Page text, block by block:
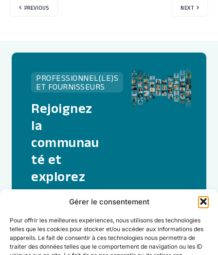
Gérer le consentement
Pour offrir les meilleures expériences, nous utilisons des technologies
telles que les cookies pour stocker et/ou accéder aux informations des
appareils. Le fait de consentir à ces technologies nous permettra de
traiter des données telles que le comportement de navigation ou les ID
PREVIOUS NEXT
PROFESSIONNEL(LE)S
ET FOURNISSEURS
Rejoignez
la
communau
té et
explorez
toute la
de Welllco.
Je rejoins